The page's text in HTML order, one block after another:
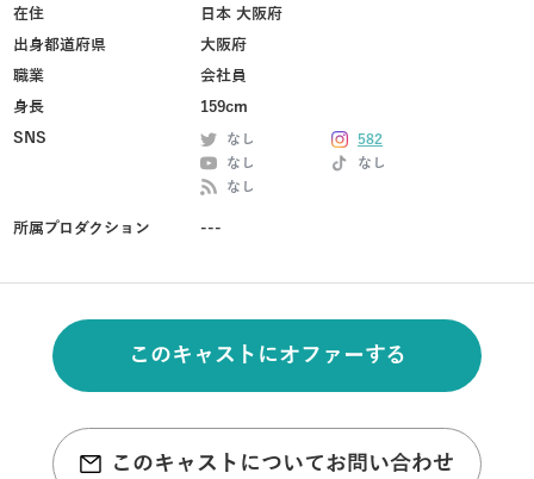
在住
日本 大阪府
出身都道府県
大阪府
職業
会社員
身長
159cm
SNS
なし
582
なし
なし
なし
所属プロダクション ---
このキャストにオファーする
このキャストについてお問い合わせ